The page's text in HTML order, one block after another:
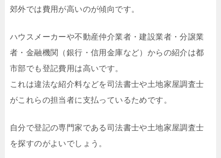
郊外では費用が高いのが傾向です。
ハウスメーカーや不動産仲介業者・建設業者・分譲業
者・金融機関（銀行・信用金庫など）からの紹介は都
市部でも登記費用は高いです。
これは違法な紹介料などを司法書士や土地家屋調査士
がこれらの担当者に支払っているためです。
自分で登記の専門家である司法書士や土地家屋調査士
を探すのがよいでしょう。